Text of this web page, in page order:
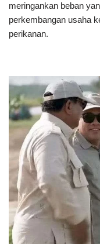
meringankan beban
perkembangan usaha
perikanan.